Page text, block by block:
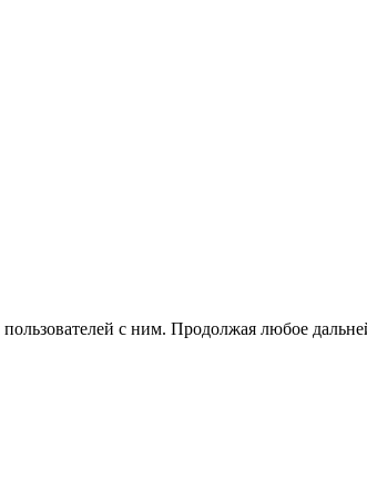
с ним. Продолжая любое